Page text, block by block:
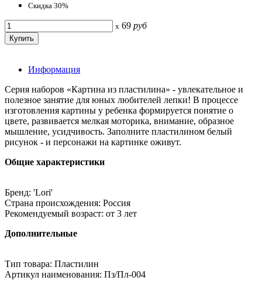
Скидка 30%
x 69 руб
Информация
Серия наборов «Картина из пластилина» - увлекательное и
полезное занятие для юных любителей лепки! В процессе
изготовления картины у ребенка формируется понятие о
цвете, развивается мелкая моторика, внимание, образное
мышление, усидчивость. Заполните пластилином белый
рисунок - и персонажи на картинке оживут.
Общие характеристики
Бренд: 'Lori'
Страна происхождения: Россия
Рекомендуемый возраст: от 3 лет
Дополнительные
Тип товара: Пластилин
Артикул наименования: Пз/Пл-004